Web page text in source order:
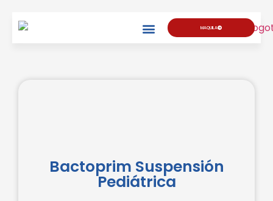
MAQUILA
Bactoprim Suspensión
Pediátrica